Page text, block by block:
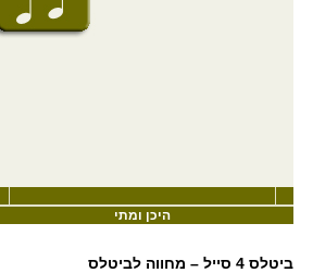
היכן ומתי
ביטלס 4 סייל – מחווה לביטלס